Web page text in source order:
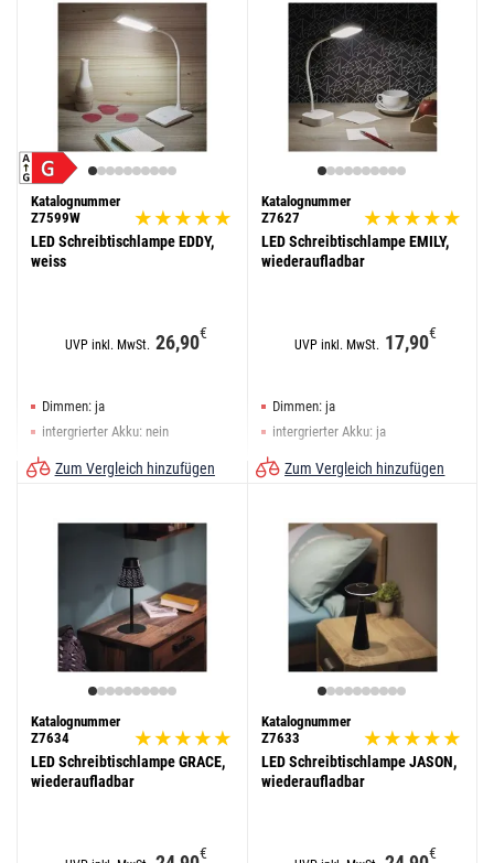
Katalognummer
Z7599W
LED Schreibtischlampe EDDY,
weiss
UVP inkl. MwSt. 26,90€
Dimmen: ja
intergrierter Akku: nein
Zum Vergleich hinzufügen
Katalognummer
Z7627
LED Schreibtischlampe EMILY,
wiederaufladbar
UVP inkl. MwSt. 17,90€
Dimmen: ja
intergrierter Akku: ja
Zum Vergleich hinzufügen
Katalognummer
Z7634
LED Schreibtischlampe GRACE,
wiederaufladbar
€
Katalognummer
Z7633
LED Schreibtischlampe JASON,
wiederaufladbar
€